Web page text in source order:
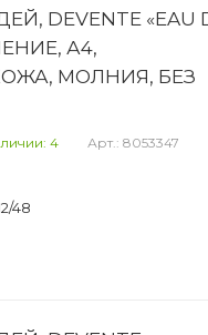
DEVENTE «EAU
А4,
МОЛНИЯ, БЕЗ
4 Арт.: 8053347
48